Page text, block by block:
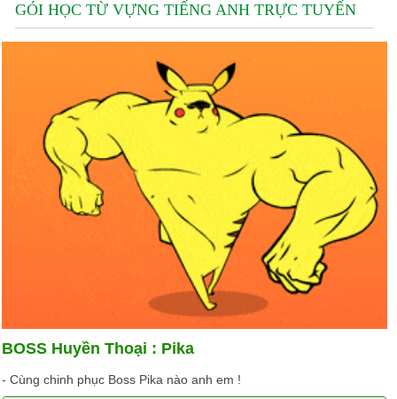
GÓI HỌC TỪ VỰNG TIẾNG ANH TRỰC TUYẾN
BOSS Huyền Thoại : Pika
- Cùng chinh phục Boss Pika nào anh em !